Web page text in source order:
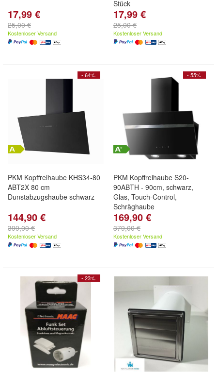
17,99 €
25,00 €
Kostenloser Versand
Stück
17,99 €
25,00 €
Kostenloser Versand
- 64%
PKM Kopffreihaube KHS34-80
ABT2X 80 cm
Dunstabzugshaube schwarz
144,90 €
399,00 €
Kostenloser Versand
- 55%
PKM Kopffreihaube S20-
90ABTH - 90cm, schwarz,
Glas, Touch-Control,
Schräghaube
169,90 €
379,00 €
Kostenloser Versand
- 23%